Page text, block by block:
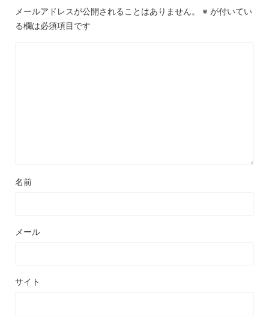
メールアドレスが公開されることはありません。 ※ が付いてい
る欄は必須項目です
名前
メール
サイト